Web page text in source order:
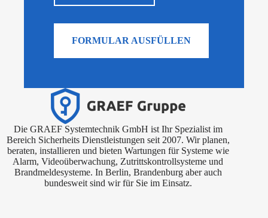
FORMULAR AUSFÜLLEN
Die GRAEF Systemtechnik GmbH ist Ihr Spezialist im
Bereich Sicherheits Dienstleistungen seit 2007. Wir planen,
beraten, installieren und bieten Wartungen für Systeme wie
Alarm, Videoüberwachung, Zutrittskontrollsysteme und
Brandmeldesysteme. In Berlin, Brandenburg aber auch
bundesweit sind wir für Sie im Einsatz.